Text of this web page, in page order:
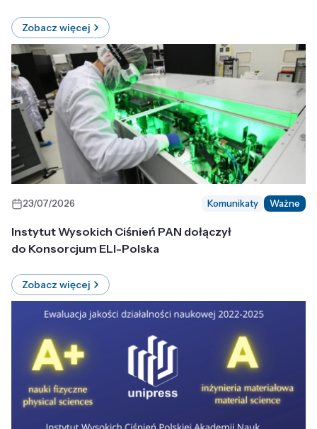
Zobacz więcej
23/07/2026 Komunikaty Ważne
Instytut Wysokich Ciśnień PAN dołączył
do Konsorcjum ELI-Polska
Zobacz więcej